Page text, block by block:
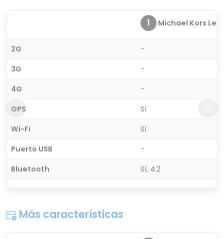
1 Michael Kors
2G
-
3G
-
4G
-
GPS
Sí
Wi-Fi
Sí
Puerto USB
-
Bluetooth
Sí, 4.2
Más características